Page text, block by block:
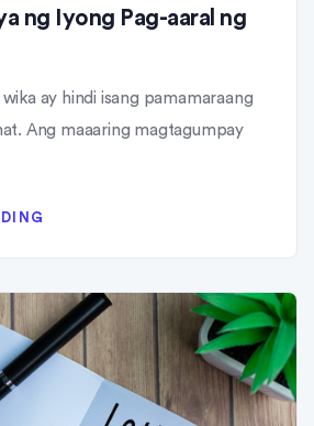
ng Iyong Pag-aaral ng
ay hindi isang pamamaraang
Ang maaaring magtagumpay